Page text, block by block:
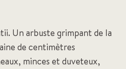
Un arbuste grimpant de la
de centimètres
minces et duveteux,